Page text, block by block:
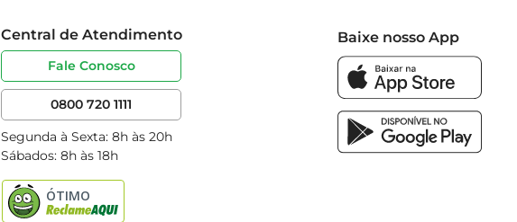
Central de Atendimento
Fale Conosco
0800 720 1111
Segunda à Sexta: 8h às 20h
Sábados: 8h às 18h
Baixe nosso App